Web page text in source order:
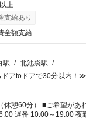
上
支給あり
全額支給
駅 / 北池袋駅 / …
アtoドアで30分以内！
があれば下記シフトもOK！
遅番 10:00～19:00 夜勤